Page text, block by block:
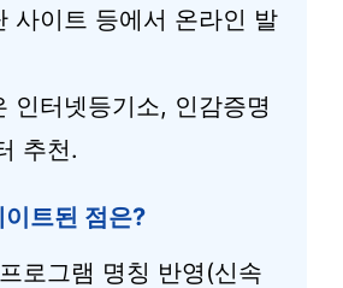
사이트 등에서 온라인 발
인터넷등기소, 인감증명
추천.
트된 점은?
로그램 명칭 반영(신속